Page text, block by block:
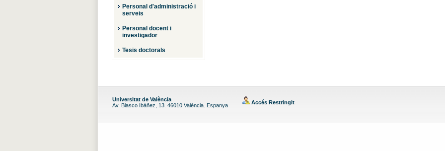
Personal d'administració i
serveis
Personal docent i
investigador
Tesis doctorals
Universitat de València
Av. Blasco Ibáñez, 13. 46010 València. Espanya
Accés Restringit